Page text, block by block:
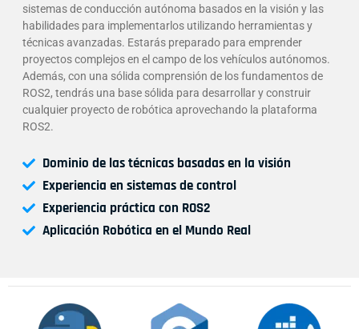
sistemas de conducción autónoma basados en la visión y las
habilidades para implementarlos utilizando herramientas y
técnicas avanzadas. Estarás preparado para emprender
proyectos complejos en el campo de los vehículos autónomos.
Además, con una sólida comprensión de los fundamentos de
ROS2, tendrás una base sólida para desarrollar y construir
cualquier proyecto de robótica aprovechando la plataforma
ROS2.
Dominio de las técnicas basadas en la visión
Experiencia en sistemas de control
Experiencia práctica con ROS2
Aplicación Robótica en el Mundo Real